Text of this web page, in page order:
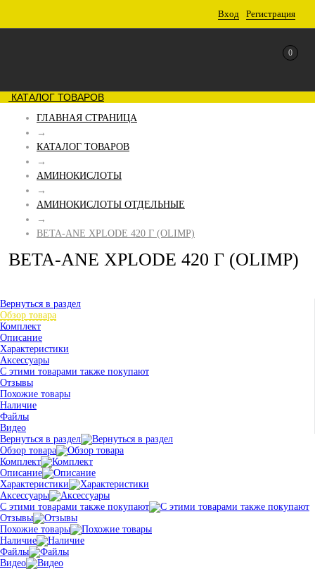
Вход Регистрация
0
КАТАЛОГ ТОВАРОВ
ГЛАВНАЯ СТРАНИЦА
→
КАТАЛОГ ТОВАРОВ
→
АМИНОКИСЛОТЫ
→
АМИНОКИСЛОТЫ ОТДЕЛЬНЫЕ
→
BETA-ANE XPLODE 420 Г (OLIMP)
BETA-ANE XPLODE 420 Г (OLIMP)
Вернуться в раздел
Обзор товара
Комплект
Описание
Характеристики
Аксессуары
С этими товарами также покупают
Отзывы
Похожие товары
Наличие
Файлы
Видео
Вернуться в раздел
Обзор товара
Комплект
Описание
Характеристики
Аксессуары
С этими товарами также покупают
Отзывы
Похожие товары
Наличие
Файлы
Видео